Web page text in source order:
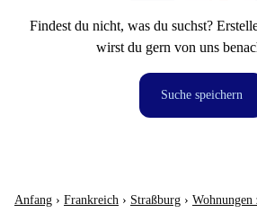
Findest du nicht, was du suchst?
wirst du gern von uns
Suche speichern
Anfang › Frankreich › Straßburg › Wohnungen